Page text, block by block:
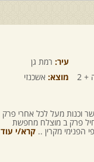
עיר: רמת גן
2 מוצא: אשכנזי
וכנות מעל לכל אחרי פרק
פרק ב מוצלח מחפשת
הפנימי מקרין .. קרא/י עוד